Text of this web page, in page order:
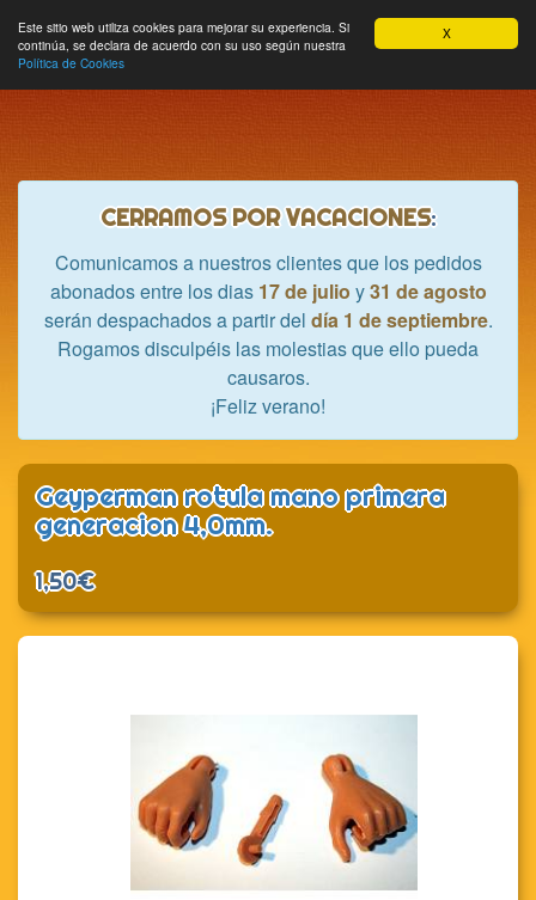
X
Este sitio web utiliza cookies para mejorar su experiencia. Si
continúa, se declara de acuerdo con su uso según nuestra
Política de Cookies
Hobbycrash Mi cuenta
CERRAMOS POR VACACIONES:
Comunicamos a nuestros clientes que los pedidos
abonados entre los dias 17 de julio y31 de agosto
serán despachados a partir del día 1 de septiembre.
Rogamos disculpéis las molestias que ello pueda
causaros.
¡Feliz verano!
Geyperman rotula mano primera
generacion 4,0mm.
1,50€